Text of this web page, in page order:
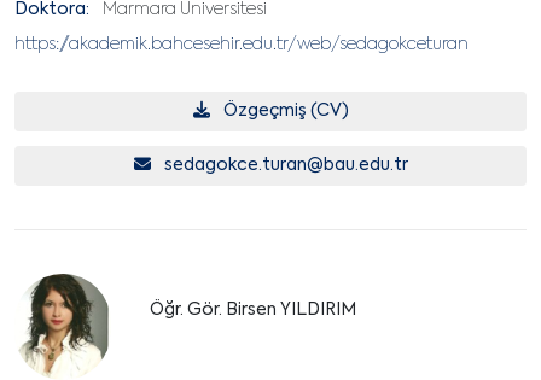
Doktora: Marmara Üniversitesi
https://akademik.bahcesehir.edu.tr/web/sedagokceturan
Özgeçmiş (CV)
sedagokce.turan@bau.edu.tr
Öğr. Gör. Birsen YILDIRIM